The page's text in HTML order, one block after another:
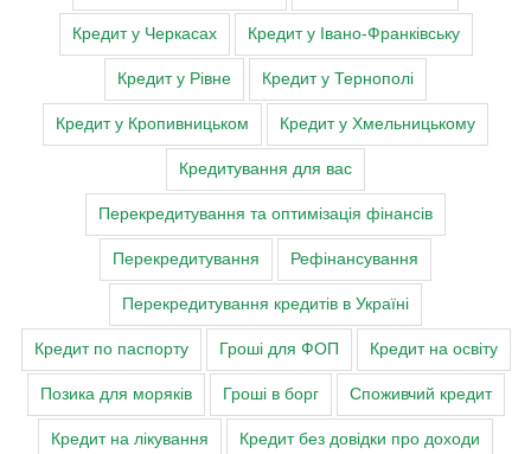
Кредит у Черкасах Кредит у Івано-Франківську
Кредит у Рівне Кредит у Тернополі
Кредит у Кропивницьком Кредит у Хмельницькому
Кредитування для вас
Перекредитування та оптимізація фінансів
Перекредитування Рефінансування
Перекредитування кредитів в Україні
Кредит по паспорту Гроші для ФОП Кредит на освіту
Позика для моряків Гроші в борг Споживчий кредит
Кредит на лікування Кредит без довідки про доходи